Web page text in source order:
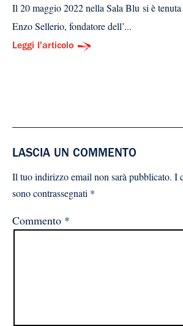
Il 20 maggio 2022 nella Sala Blu si è tenuta
Enzo Sellerio, fondatore dell’...
Leggi l'articolo
LASCIA UN COMMENTO
Il tuo indirizzo email non sarà pubblicato. I
sono contrassegnati *
Commento *